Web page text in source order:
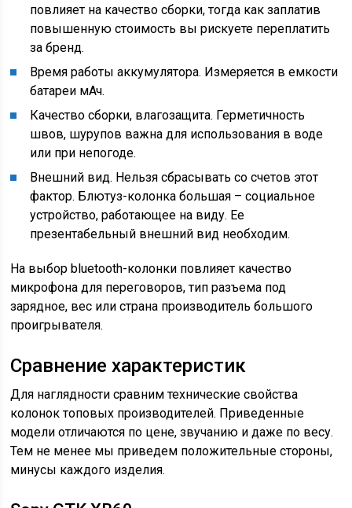
повлияет на качество сборки, тогда как заплатив
повышенную стоимость вы рискуете переплатить
за бренд.
Время работы аккумулятора. Измеряется в емкости
батареи мАч.
Качество сборки, влагозащита. Герметичность
швов, шурупов важна для использования в воде
или при непогоде.
Внешний вид. Нельзя сбрасывать со счетов этот
фактор. Блютуз-колонка большая – социальное
устройство, работающее на виду. Ее
презентабельный внешний вид необходим.
На выбор bluetooth-колонки повлияет качество
микрофона для переговоров, тип разъема под
зарядное, вес или страна производитель большого
проигрывателя.
Сравнение характеристик
Для наглядности сравним технические свойства
колонок топовых производителей. Приведенные
модели отличаются по цене, звучанию и даже по весу.
Тем не менее мы приведем положительные стороны,
минусы каждого изделия.